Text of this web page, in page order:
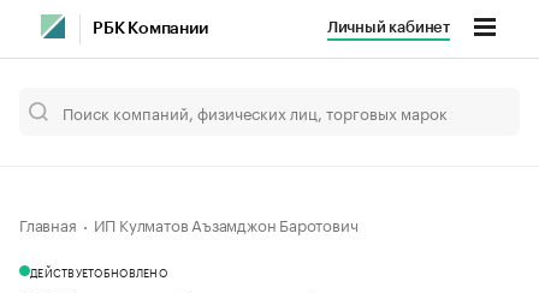
РБК Компании Личный кабинет
Главная ИП Кулматов Аъзамджон Баротович
ДЕЙСТВУЕТОБНОВЛЕНО